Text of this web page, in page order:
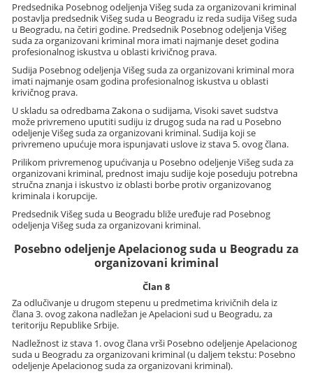
Predsednika Posebnog odeljenja Višeg suda za organizovani kriminal
postavlja predsednik Višeg suda u Beogradu iz reda sudija Višeg suda
u Beogradu, na četiri godine. Predsednik Posebnog odeljenja Višeg
suda za organizovani kriminal mora imati najmanje deset godina
profesionalnog iskustva u oblasti krivičnog prava.
Sudija Posebnog odeljenja Višeg suda za organizovani kriminal mora
imati najmanje osam godina profesionalnog iskustva u oblasti
krivičnog prava.
U skladu sa odredbama Zakona o sudijama, Visoki savet sudstva
može privremeno uputiti sudiju iz drugog suda na rad u Posebno
odeljenje Višeg suda za organizovani kriminal. Sudija koji se
privremeno upućuje mora ispunjavati uslove iz stava 5. ovog člana.
Prilikom privremenog upućivanja u Posebno odeljenje Višeg suda za
organizovani kriminal, prednost imaju sudije koje poseduju potrebna
stručna znanja i iskustvo iz oblasti borbe protiv organizovanog
kriminala i korupcije.
Predsednik Višeg suda u Beogradu bliže uređuje rad Posebnog
odeljenja Višeg suda za organizovani kriminal.
Posebno odeljenje Apelacionog suda u Beogradu za
organizovani kriminal
Član 8
Za odlučivanje u drugom stepenu u predmetima krivičnih dela iz
člana 3. ovog zakona nadležan je Apelacioni sud u Beogradu, za
teritoriju Republike Srbije.
Nadležnost iz stava 1. ovog člana vrši Posebno odeljenje Apelacionog
suda u Beogradu za organizovani kriminal (u daljem tekstu: Posebno
odeljenje Apelacionog suda za organizovani kriminal).